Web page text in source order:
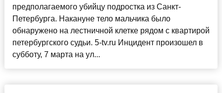
предполагаемого убийцу подростка из Санкт-
Петербурга. Накануне тело мальчика было
обнаружено на лестничной клетке рядом с квартирой
петербургского судьи. 5-tv.ru Инцидент произошел в
субботу, 7 марта на ул...